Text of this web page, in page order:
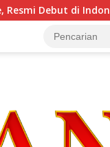
di Indonesia